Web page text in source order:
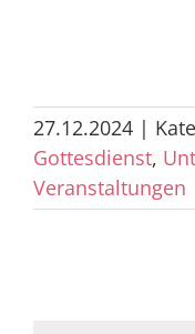
27.12.2024 |
Gottesdienst,
Veranstaltungen